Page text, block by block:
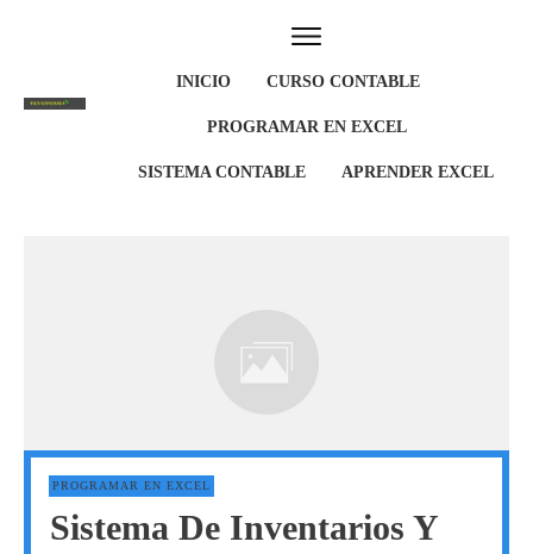
INICIO CURSO CONTABLE
PROGRAMAR EN EXCEL
SISTEMA CONTABLE APRENDER EXCEL
PROGRAMAR EN EXCEL
Sistema De Inventarios Y